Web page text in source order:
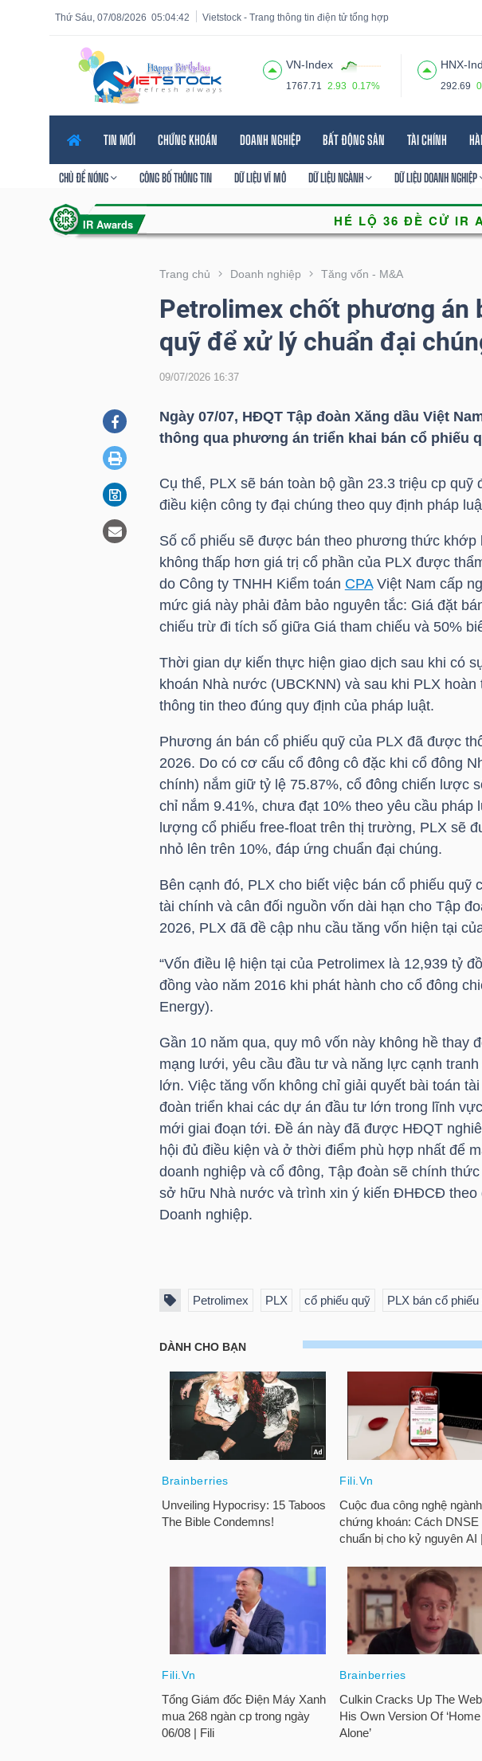
05:04:43
Thứ Sáu, 07/08/2026 Vietstock - Trang thông tin điện tử tổng hợp
VN-Index
1767.71 2.93 0.17%
HNX-
292.69
TIN MỚI CHỨNG KHOÁN DOANH NGHIỆP BẤT ĐỘNG SẢN TÀI CHÍNH
CHỦ ĐỀ NÓNG CÔNG BỐ THÔNG TIN DỮ LIỆU VĨ MÔ DỮ LIỆU NGÀNH DỮ LIỆU DOANH NGHIỆP
Trang chủ Doanh nghiệp Tăng vốn - M&A
Petrolimex chốt phương án
quỹ để xử lý chuẩn đại
09/07/2026 16:37
Ngày 07/07, HĐQT Tập đoàn Xăng dầu Việt
thông qua phương án triển khai bán cổ phiếu
Cụ thể, PLXsẽ bán toàn bộ gần 23.3 triệu cp quỹ
điều kiện công ty đại chúng theo quy định pháp
Số cổ phiếu sẽ được bán theo phương thức khớp
không thấp hơn giá trị cổ phần của PLXđược
do Công ty TNHH Kiểm toán CPAViệt Nam cấp
mức giá này phải đảm bảo nguyên tắc: Giá đặt
chiếu trừ đi tích số giữa Giá tham chiếu và 50%
Thời gian dự kiến thực hiện giao dịch sau khi có
khoán Nhà nước (UBCKNN) và sau khi PLXhoàn
thông tin theo đúng quy định của pháp luật.
Phương án bán cổ phiếu quỹ của PLXđã được
2026. Do có cơ cấu cổ đông cô đặc khi cổ đông
chính) nắm giữ tỷ lệ 75.87%, cổ đông chiến lược
chỉ nắm 9.41%, chưa đạt 10% theo yêu cầu pháp
lượng cổ phiếu free-float trên thị trường, PLXsẽ
nhỏ lên trên 10%, đáp ứng chuẩn đại chúng.
Bên cạnh đó, PLXcho biết việc bán cổ phiếu quỹ
tài chính và cân đối nguồn vốn dài hạn cho Tập
2026, PLXđã đề cập nhu cầu tăng vốn hiện tại
“Vốn điều lệ hiện tại của Petrolimex là 12,939 tỷ
đồng vào năm 2016 khi phát hành cho cổ đông
Energy).
Gần 10 năm qua, quy mô vốn này không hề thay
mạng lưới, yêu cầu đầu tư và năng lực cạnh
lớn. Việc tăng vốn không chỉ giải quyết bài toán
đoàn triển khai các dự án đầu tư lớn trong lĩnh
mới giai đoạn tới. Đề án này đã được HĐQT
hội đủ điều kiện và ở thời điểm phù hợp nhất để
doanh nghiệp và cổ đông, Tập đoàn sẽ chính
sở hữu Nhà nước và trình xin ý kiến ĐHĐCĐ theo
Doanh nghiệp.
Petrolimex PLX cổ phiếu quỹ PLX bán cổ phiếu
Tính năng
năng
VIETSTOCK